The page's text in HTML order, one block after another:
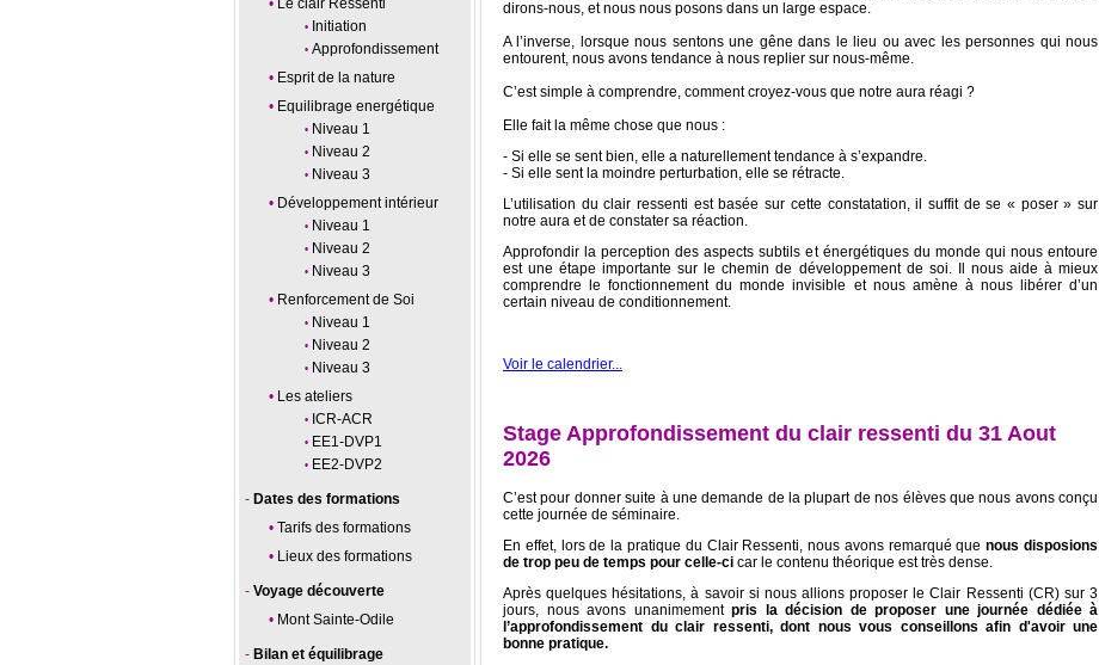
Le clair Ressenti
Initiation
Approfondissement
Esprit de la nature
Equilibrage energétique
Niveau 1
Niveau 2
Niveau 3
Développement intérieur
Niveau 1
Niveau 2
Niveau 3
Renforcement de Soi
Niveau 1
Niveau 2
Niveau 3
Les ateliers
ICR-ACR
EE1-DVP1
EE2-DVP2
Dates des formations
Tarifs des formations
Lieux des formations
Voyage découverte
Mont Sainte-Odile
Bilan et équilibrage
dirons-nous, et nous nous posons dans un large espace.
A l’inverse, lorsque nous sentons une gêne dans le lieu ou avec les personnes qui nous
entourent, nous avons tendance à nous replier sur nous-même.
C’est simple à comprendre, comment croyez-vous que notre aura réagi ?
Elle fait la même chose que nous :
- Si elle se sent bien, elle a naturellement tendance à s’expandre.
- Si elle sent la moindre perturbation, elle se rétracte.
L’utilisation du clair ressenti est basée sur cette constatation, il suffit de se « poser » sur
notre aura et de constater sa réaction.
Approfondir la perception des aspects subtils et énergétiques du monde qui nous entoure
est une étape importante sur le chemin de développement de soi. Il nous aide à mieux
comprendre le fonctionnement du monde invisible et nous amène à nous libérer d’un
certain niveau de conditionnement.
Voir le calendrier...
Stage Approfondissement du clair ressenti du 31 Aout
2026
C’est pour donner suite à une demande de la plupart de nos élèves que nous avons conçu
cette journée de séminaire.
En effet, lors de la pratique du Clair Ressenti, nous avons remarqué quenous disposions
de trop peu de temps pour celle-ci car le contenu théorique est très dense.
Après quelques hésitations, à savoir si nous allions proposer le Clair Ressenti (CR) sur 3
jours, nous avons unanimement pris la décision de proposer une journée dédiée à
l’approfondissement du clair ressenti, dont nous vous conseillons afin d'avoir une
bonne pratique.